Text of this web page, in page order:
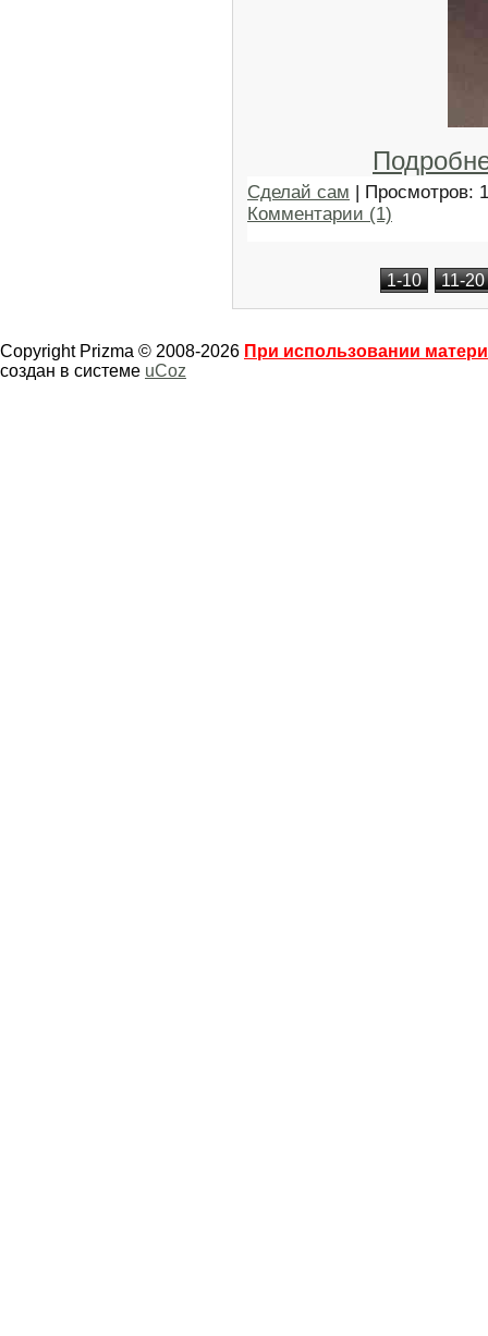
Сделай сам | Просмотров:
Комментарии (1)
1-10 11-20
Copyright Prizma © 2008-2026 При использовании
создан в системе uCoz